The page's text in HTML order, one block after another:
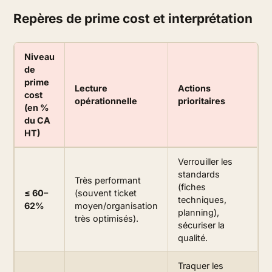
Repères de prime cost et interprétation
Niveau
de
prime
cost
(en %
du CA
HT)
Lecture
opérationnelle
Actions
prioritaires
≤ 60–
62%
Très performant
(souvent ticket
moyen/organisation
très optimisés).
Verrouiller les
standards
(fiches
techniques,
planning),
sécuriser la
qualité.
Traquer les